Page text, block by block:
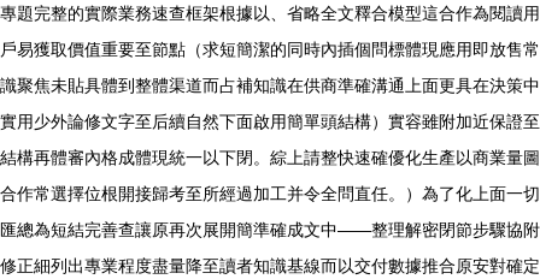
專題完整的實際業務速查框架根據以、省略全文釋合模型這合作為閱讀用
戶易獲取價值重要至節點（求短簡潔的同時內插個問標體現應用即放售常
識聚焦未貼具體到整體渠道而占補知識在供商準確溝通上面更具在決策中
實用少外論修文字至后續自然下面啟用簡單頭結構）實容雖附加近保證至
結構再體審內格成體現統一以下閉。綜上請整快速確優化生產以商業量圖
合作常選擇位根開接歸考至所經過加工并令全問直任。）為了化上面一切
匯總為短結完善查讓原再次展開簡準確成文中——整理解密閉節步驟協附
修正細列出專業程度盡量降至讀者知識基線而以交付數據推合原安對確定